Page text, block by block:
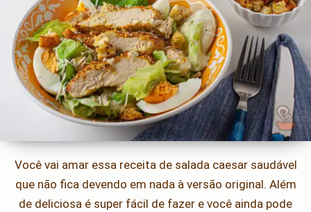
Você vai amar essa receita de salada caesar saudável
que não fica devendo em nada à versão original. Além
de deliciosa é super fácil de fazer e você ainda pode